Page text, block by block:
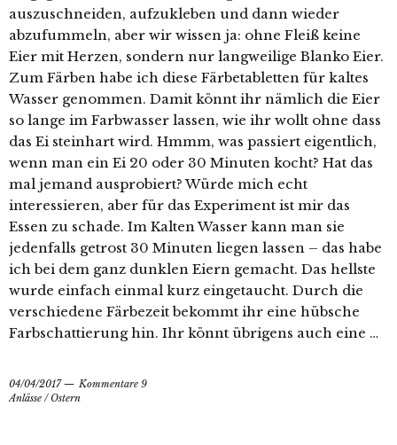
auszuschneiden, aufzukleben und dann wieder
abzufummeln, aber wir wissen ja: ohne Fleiß keine
Eier mit Herzen, sondern nur langweilige Blanko Eier.
Zum Färben habe ich diese Färbetabletten für kaltes
Wasser genommen. Damit könnt ihr nämlich die Eier
so lange im Farbwasser lassen, wie ihr wollt ohne dass
das Ei steinhart wird. Hmmm, was passiert eigentlich,
wenn man ein Ei 20 oder 30 Minuten kocht? Hat das
mal jemand ausprobiert? Würde mich echt
interessieren, aber für das Experiment ist mir das
Essen zu schade. Im Kalten Wasser kann man sie
jedenfalls getrost 30 Minuten liegen lassen – das habe
ich bei dem ganz dunklen Eiern gemacht. Das hellste
wurde einfach einmal kurz eingetaucht. Durch die
verschiedene Färbezeit bekommt ihr eine hübsche
Farbschattierung hin. Ihr könnt übrigens auch eine …
04/04/2017
Kommentare 9
Anlässe /Ostern